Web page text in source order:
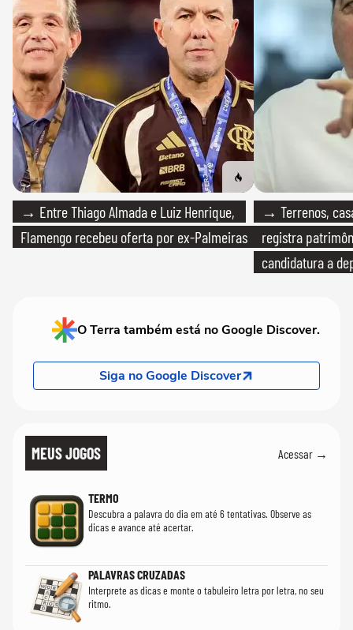
→ Entre Thiago Almada e Luiz Henrique,
Flamengo recebeu oferta por ex-Palmeiras
→ Terrenos,
registra
candidatura a
O Terra também está no Google Discover.
Siga no Google Discover
MEUS JOGOS Acessar →
TERMO
Descubra a palavra do dia em até 6 tentativas. Observe as
dicas e avance até acertar.
PALAVRAS CRUZADAS
Interprete as dicas e monte o tabuleiro letra por letra, no seu
ritmo.